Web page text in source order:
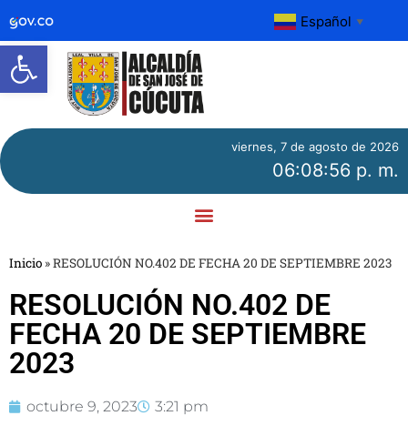
Abrir barra de herramientas
Español ▼
viernes, 7 de agosto de 2026
06:08:56 p. m.
Inicio »RESOLUCIÓN NO.402 DE FECHA 20 DE SEPTIEMBRE 2023
RESOLUCIÓN NO.402 DE
FECHA 20 DE SEPTIEMBRE
2023
octubre 9, 2023 3:21 pm